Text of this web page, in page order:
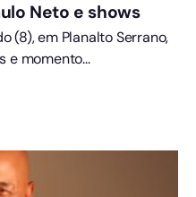
Neto e shows
(8), em Planalto Serrano,
e momento...